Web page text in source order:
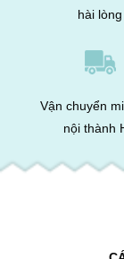
hài lòng
Vận chuyển
nội thành